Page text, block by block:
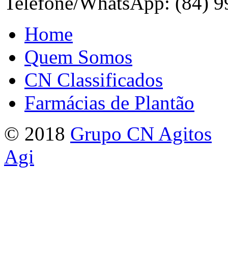
Home
Quem Somos
CN Classificados
Farmácias de Plantão
© 2018 Grupo CN Agitos
Agi